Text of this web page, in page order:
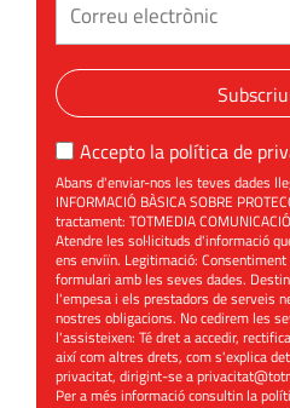
Accepto la política de
Abans d'enviar-nos les teves dades
INFORMACIÓ BÀSICA SOBRE
tractament: TOTMEDIA
Atendre les sol·licituds d'informació
ens enviïn. Legitimació:
formulari amb les seves dades.
l'empesa i els prestadors de serveis
nostres obligacions. No cedirem les
l'assisteixen: Té dret a accedir,
així com altres drets, com s'explica
privacitat, dirigint-se a
Per a més informació consultin la